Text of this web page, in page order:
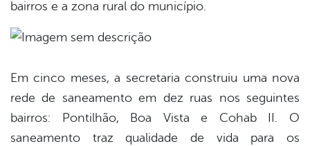
bairros e a zona rural do município.
Em cinco meses, a secretaria construiu uma nova
rede de saneamento em dez ruas nos seguintes
bairros: Pontilhão, Boa Vista e Cohab II. O
saneamento traz qualidade de vida para os